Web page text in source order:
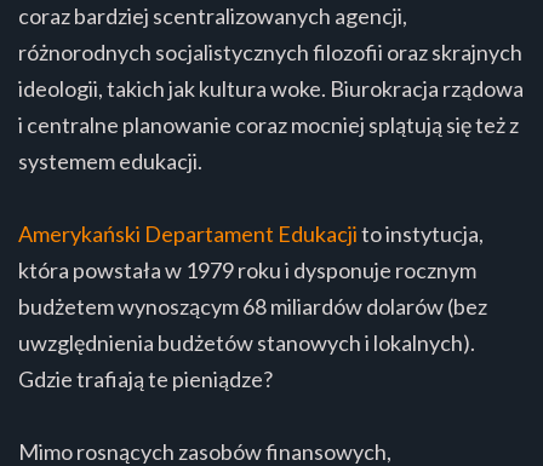
coraz bardziej scentralizowanych agencji,
różnorodnych socjalistycznych filozofii oraz skrajnych
ideologii, takich jak kultura woke. Biurokracja rządowa
i centralne planowanie coraz mocniej splątują się też z
systemem edukacji.
Amerykański Departament Edukacjito instytucja,
która powstała w 1979 roku i dysponuje rocznym
budżetem wynoszącym 68 miliardów dolarów (bez
uwzględnienia budżetów stanowych i lokalnych).
Gdzie trafiają te pieniądze?
Mimo rosnących zasobów finansowych,